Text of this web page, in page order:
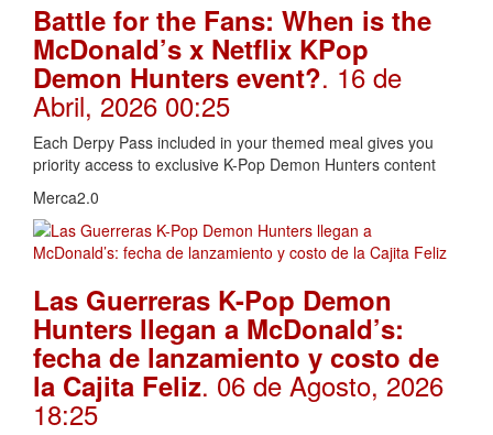
Battle for the Fans: When is the
McDonald’s x Netflix KPop
Demon Hunters event?. 16 de
Abril, 2026 00:25
Each Derpy Pass included in your themed meal gives you
priority access to exclusive K-Pop Demon Hunters content
Merca2.0
Las Guerreras K-Pop Demon
Hunters llegan a McDonald’s:
fecha de lanzamiento y costo de
la Cajita Feliz. 06 de Agosto, 2026
18:25